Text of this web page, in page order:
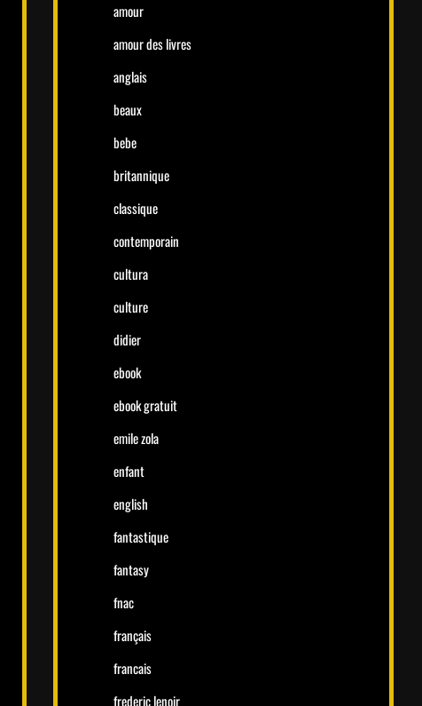
amour
amour des livres
anglais
beaux
bebe
britannique
classique
contemporain
cultura
culture
didier
ebook
ebook gratuit
emile zola
enfant
english
fantastique
fantasy
fnac
français
francais
frederic lenoir